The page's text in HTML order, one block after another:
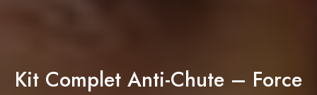
Kit Complet Anti-Chute – Force